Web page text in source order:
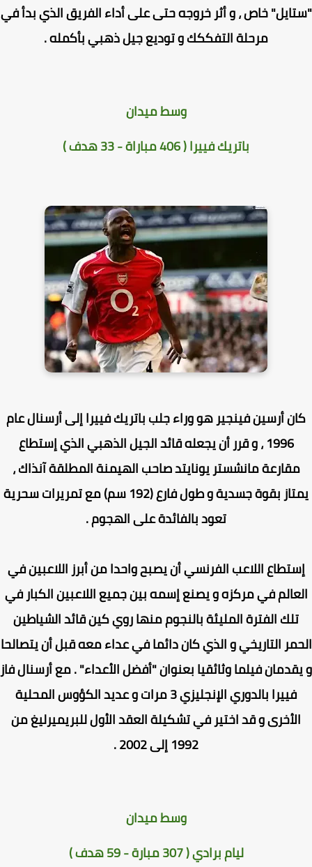
خاص ، و أثر خروجه حتى على أداء الفريق الذي بدأ في
مرحلة التفككك و توديع جيل ذهبي بأكمله .
وسط ميدان
باتريك فييرا ( 406 مباراة - 33 هدف )
أرسين فينجير هو وراء جلب باتريك فييرا إلى أرسنال عام
1996 ، و قرر أن يجعله قائد الجيل الذهبي الذي إستطاع
مقارعة مانشستر يونايتد صاحب الهيمنة المطلقة آنذاك ،
يمتاز بقوة جسدية و طول فارع (192 سم) مع تمريرات سحرية
تعود بالفائدة على الهجوم .
اللاعب الفرنسي أن يصبح واحدا من أبرز اللاعبين في
في مركزه و يصنع إسمه بين جميع اللاعبين الكبار في
تلك الفترة المليئة بالنجوم منها روي كين قائد الشياطين
التاريخي و الذي كان دائما في عداء معه قبل أن يتصالحا
فيلما وثائقيا بعنوان "أفضل الأعداء" .مع أرسنال فاز
فييرا بالدوري الإنجليزي 3 مرات و عديد الكؤوس المحلية
و قد اختير في تشكيلة العقد الأول للبريميرليغ من
1992 إلى 2002 .
وسط ميدان
ليام برادي ( 307 مبارة - 59 هدف )